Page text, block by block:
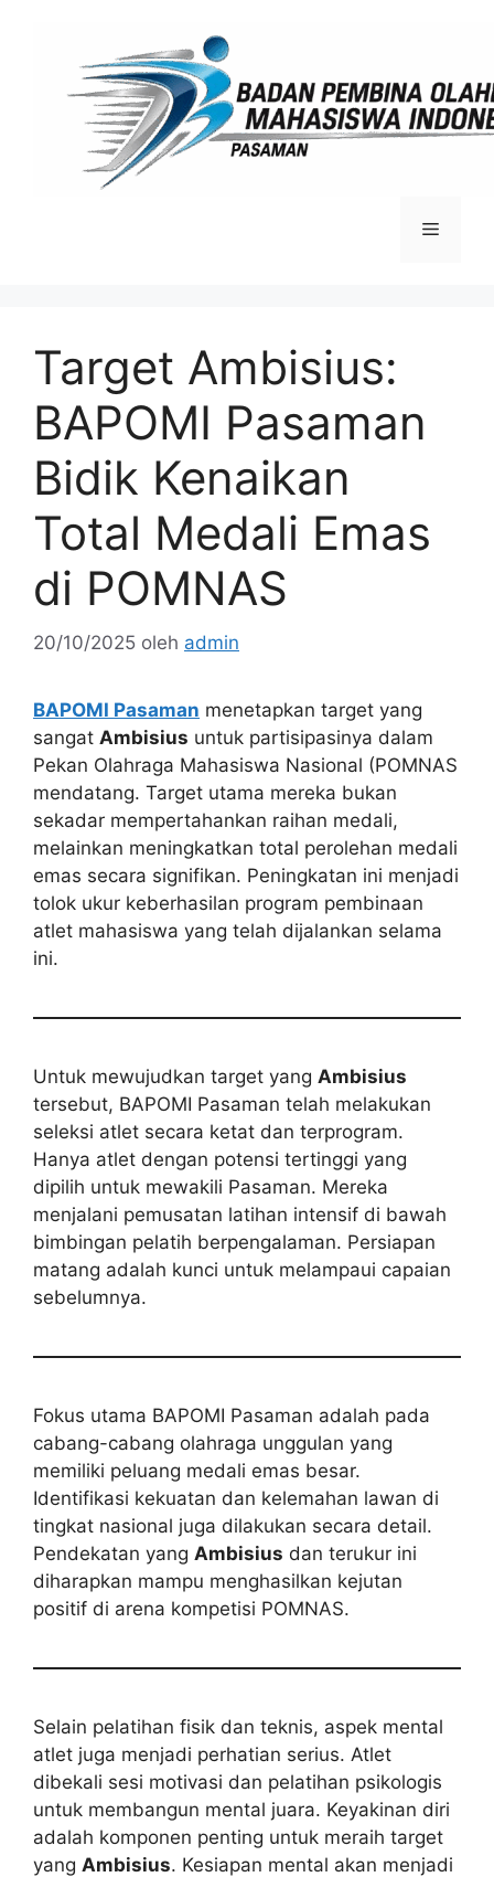
Menu
Target Ambisius:
BAPOMI Pasaman
Bidik Kenaikan
Total Medali Emas
di POMNAS
20/10/2025 oleh admin
BAPOMI Pasaman menetapkan target yang
sangat Ambisius untuk partisipasinya dalam
Pekan Olahraga Mahasiswa Nasional (POMNAS
mendatang. Target utama mereka bukan
sekadar mempertahankan raihan medali,
melainkan meningkatkan total perolehan medali
emas secara signifikan. Peningkatan ini menjadi
tolok ukur keberhasilan program pembinaan
atlet mahasiswa yang telah dijalankan selama
ini.
Untuk mewujudkan target yang Ambisius
tersebut, BAPOMI Pasaman telah melakukan
seleksi atlet secara ketat dan terprogram.
Hanya atlet dengan potensi tertinggi yang
dipilih untuk mewakili Pasaman. Mereka
menjalani pemusatan latihan intensif di bawah
bimbingan pelatih berpengalaman. Persiapan
matang adalah kunci untuk melampaui capaian
sebelumnya.
Fokus utama BAPOMI Pasaman adalah pada
cabang-cabang olahraga unggulan yang
memiliki peluang medali emas besar.
Identifikasi kekuatan dan kelemahan lawan di
tingkat nasional juga dilakukan secara detail.
Pendekatan yang Ambisius dan terukur ini
diharapkan mampu menghasilkan kejutan
positif di arena kompetisi POMNAS.
Selain pelatihan fisik dan teknis, aspek mental
atlet juga menjadi perhatian serius. Atlet
dibekali sesi motivasi dan pelatihan psikologis
untuk membangun mental juara. Keyakinan diri
adalah komponen penting untuk meraih target
yang Ambisius. Kesiapan mental akan menjadi